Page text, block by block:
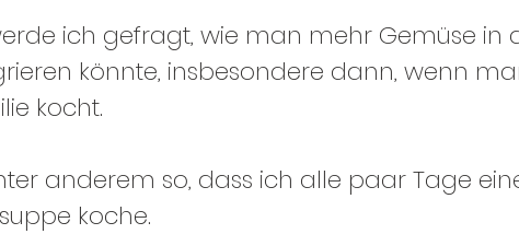
ich gefragt, wie man mehr Gemüse in
könnte, insbesondere dann, wenn
kocht.
anderem so, dass ich alle paar Tage
koche.